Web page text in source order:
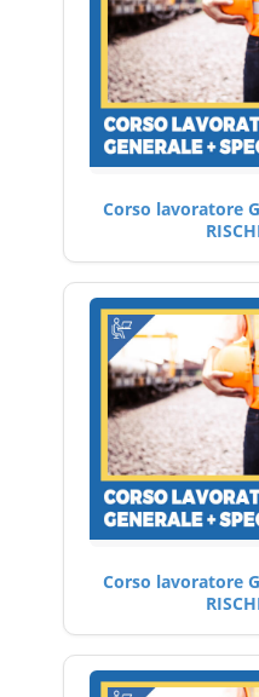
Corso lavoratore
Corso lavoratore